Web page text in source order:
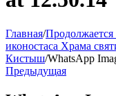
Главная/Продолжается
иконостаса Храма
Кистыш/WhatsApp
Предыдущая